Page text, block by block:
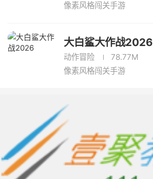
像素风格闯关手游
大白鲨大作战2026
动作冒险
78.77M
像素风格闯关手游